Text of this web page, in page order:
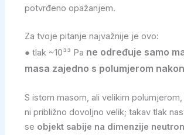
potvrđeno opažanjem.
Za tvoje pitanje najvažnije je ovo:
● tlak ~10³³ Pa ne određuje samo
masa zajedno s polumjerom
S istom masom, ali velikim
ni približno dovoljno velik; takav tlak
se objekt sabije na dimenzije